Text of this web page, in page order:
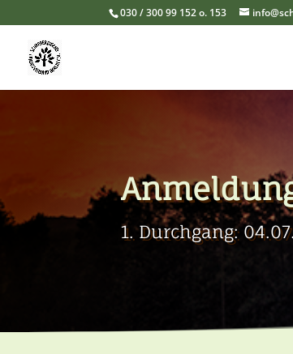
030 / 300 99 152 o. 153
1. Durchgang: